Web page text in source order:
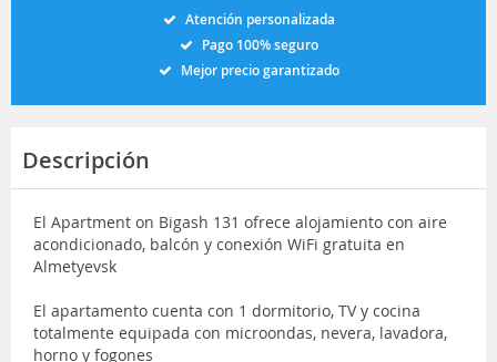
Atención personalizada
Pago 100% seguro
Mejor precio garantizado
Descripción
El Apartment on Bigash 131 ofrece alojamiento con aire
acondicionado, balcón y conexión WiFi gratuita en
Almetyevsk
El apartamento cuenta con 1 dormitorio, TV y cocina
totalmente equipada con microondas, nevera, lavadora,
horno y fogones